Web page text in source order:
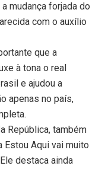
mudança forjada do
com o auxílio
que a
à tona o real
e ajudou a
apenas no país,
República, também
Estou Aqui vai muito
destaca ainda